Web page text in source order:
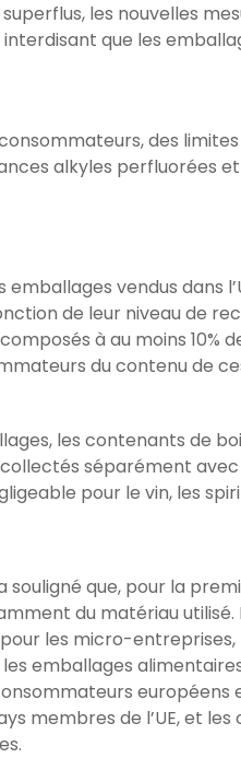
les nouvelles
que les
des
alkyles perfluorées
emballages vendus dans
de leur niveau de
à au moins 10%
du contenu de
les contenants de
séparément avec
pour le vin, les
que, pour la
du matériau utilisé.
les micro-
emballages
membres de l’UE, et